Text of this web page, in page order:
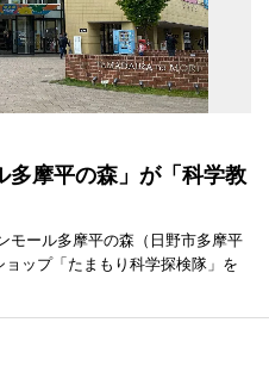
多摩平の森」が「科学教
モール多摩平の森（日野市多摩平
ップ「たまもり科学探検隊」を